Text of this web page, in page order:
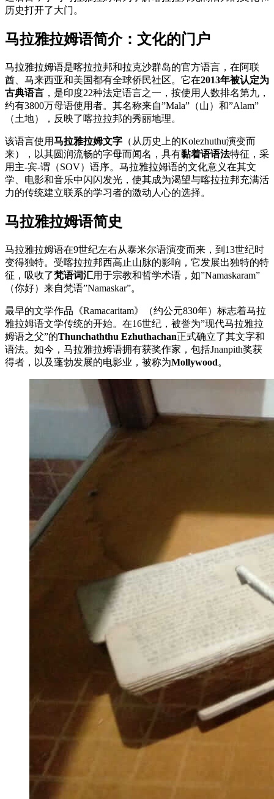
历史打开了大门。
马拉雅拉姆语简介：文化的门户
马拉雅拉姆语是喀拉拉邦和拉克沙群岛的官方语言，在阿联
酋、马来西亚和美国都有全球侨民社区。它在2013年被认定为
古典语言 ，是印度22种法定语言之一，按使用人数排名第九，
约有3800万母语使用者。其名称来自”Mala”（山）和”Alam”
（土地），反映了喀拉拉邦的秀丽地理。
该语言使用马拉雅拉姆文字 （从历史上的Kolezhuthu演变而
来），以其圆润流畅的字母而闻名，具有黏着语语法特征，采
用主-宾-谓（SOV）语序。马拉雅拉姆语的文化意义在其文
学、电影和音乐中闪闪发光，使其成为渴望与喀拉拉邦充满活
力的传统建立联系的学习者的激动人心的选择。
马拉雅拉姆语简史
马拉雅拉姆语在9世纪左右从泰米尔语演变而来，到13世纪时
变得独特。受喀拉拉邦西高止山脉的影响，它发展出独特的特
征，吸收了梵语词汇用于宗教和哲学术语，如”Namaskaram”
（你好）来自梵语”Namaskar”。
最早的文学作品《Ramacaritam》（约公元830年）标志着马拉
雅拉姆语文学传统的开始。在16世纪，被誉为”现代马拉雅拉
姆语之父”的Thunchaththu Ezhuthachan正式确立了其文字和
语法。如今，马拉雅拉姆语拥有获奖作家，包括Jnanpith奖获
得者，以及蓬勃发展的电影业，被称为Mollywood。